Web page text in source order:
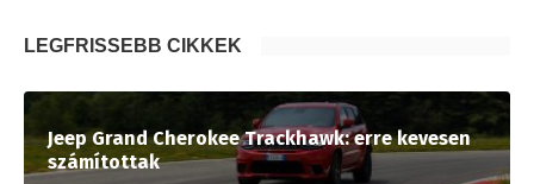
LEGFRISSEBB CIKKEK
Jeep Grand Cherokee Trackhawk: erre kevesen
számítottak